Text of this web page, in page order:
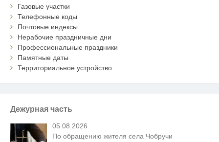
Газовые участки
Телефонные коды
Почтовые индексы
Нерабочие праздничные дни
Профессиональные праздники
Памятные даты
Территориальное устройство
Дежурная часть
05.08.2026
По обращению жителя села Чобручи